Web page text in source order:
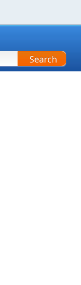
Search